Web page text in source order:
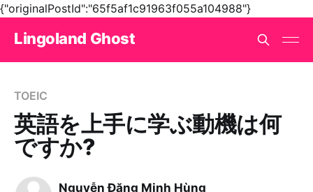
{"originalPostId":"65f5af1c91963f055a104988"}
Lingoland Ghost
TOEIC
英語を上手に学ぶ動機は何
ですか?
Nguyễn Đăng Minh Hùng